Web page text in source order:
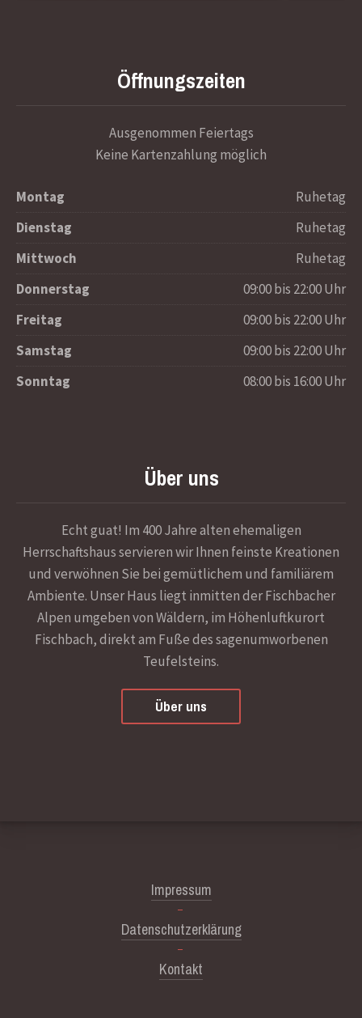
Öffnungszeiten
Ausgenommen Feiertags
Keine Kartenzahlung möglich
Montag
Ruhetag
Dienstag
Ruhetag
Mittwoch
Ruhetag
Donnerstag
09:00 bis 22:00 Uhr
Freitag
09:00 bis 22:00 Uhr
Samstag
09:00 bis 22:00 Uhr
Sonntag
08:00 bis 16:00 Uhr
Über uns
Echt guat! Im 400 Jahre alten ehemaligen
Herrschaftshaus servieren wir Ihnen feinste Kreationen
und verwöhnen Sie bei gemütlichem und familiärem
Ambiente. Unser Haus liegt inmitten der Fischbacher
Alpen umgeben von Wäldern, im Höhenluftkurort
Fischbach, direkt am Fuße des sagenumworbenen
Teufelsteins.
Über uns
Impressum
Datenschutzerklärung
Kontakt